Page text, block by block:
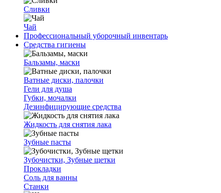
Сливки
Чай
Профессиональный уборочный инвентарь
Средства гигиены
Бальзамы, маски
Ватные диски, палочки
Гели для душа
Губки, мочалки
Дезинфицирующие средства
Жидкость для снятия лака
Зубные пасты
Зубочистки, Зубные щетки
Прокладки
Соль для ванны
Станки